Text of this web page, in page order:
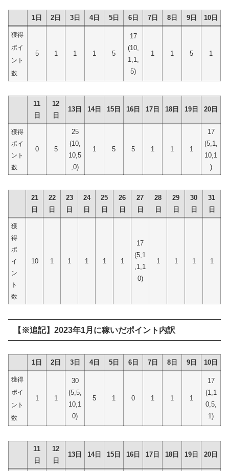
1日 2日 3日 4日 5日 6日 7日 8日 9日 10日
獲得
ポイ
ント
数
5 1 1 1 5
17
(10,
1,1,
5)
1 1 5 1
11
日
12
日
13日 14日 15日 16日 17日 18日 19日 20日
獲得
ポイ
ント
数
0 5
25
(10,
10,5
,0)
1 5 5 1 1 1
17
(5,1,
10,1
)
21
日
22
日
23
日
24
日
25
日
26
日
27
日
28
日
29
日
30
日
31
日
獲
得
ポ
イ
ン
ト
数
10 1 1 1 1 1
17
(5,1
,1,1
0)
1 1 1 1
【※追記】2023年1月に稼いだポイント内訳
1日 2日 3日 4日 5日 6日 7日 8日 9日 10日
獲得
ポイ
ント
数
1 1
30
(5,5,
10,1
0)
5 1 0 1 1 1
17
(1,1
0,5,
1)
11
日
12
日
13日 14日 15日 16日 17日 18日 19日 20日